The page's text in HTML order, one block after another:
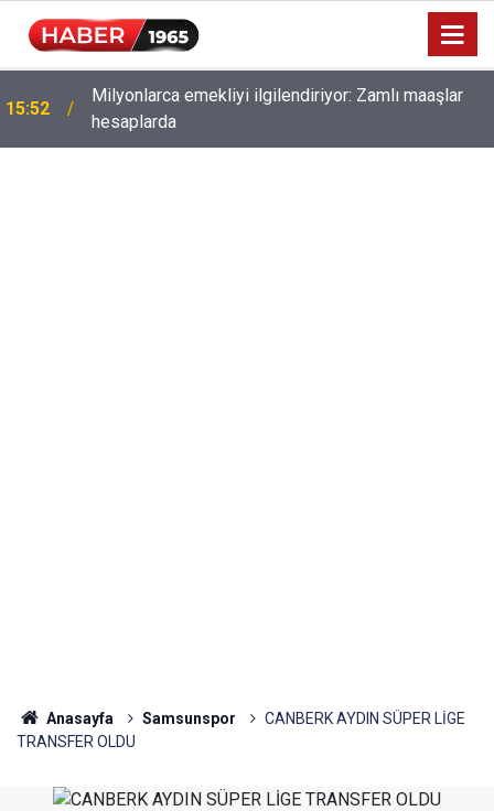
15:52
Milyonlarca emekliyi ilgilendiriyor: Zamlı maaşlar
hesaplarda
Anasayfa Samsunspor
CANBERK AYDIN SÜPER LİGE
TRANSFER OLDU